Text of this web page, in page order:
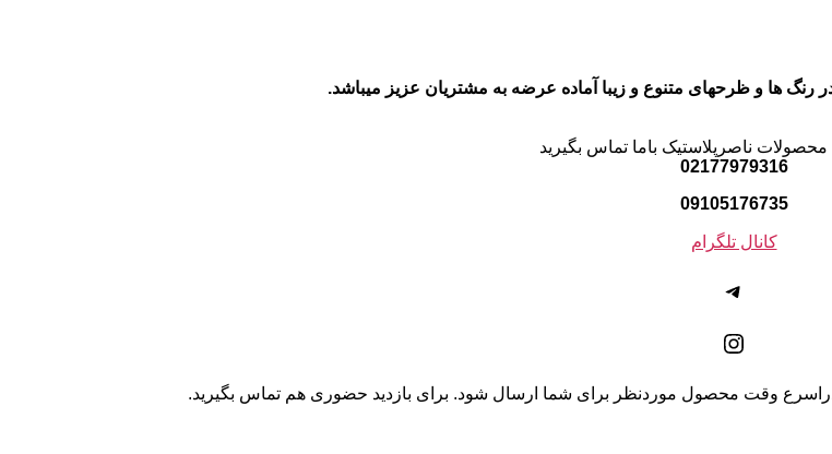
ها و ظرحهای متنوع و زیبا آماده عرضه به مشتریان عزیز میباشد.
ناصرپلاستیک باما تماس بگیرید
02177979316
09105176735
کانال تلگرام
تلگرام
اینستاگرم
دراسرع وقت محصول موردنظر برای شما ارسال شود. برای بازدید حضوری هم تماس بگیرید.